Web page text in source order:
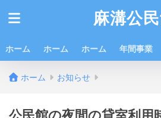
麻溝公
ホーム ホーム ホーム 年間事業
ホーム お知らせ